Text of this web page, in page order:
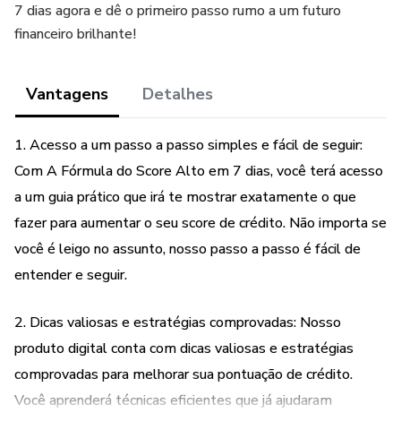
7 dias agora e dê o primeiro passo rumo a um futuro
financeiro brilhante!
Vantagens Detalhes
1. Acesso a um passo a passo simples e fácil de seguir:
Com A Fórmula do Score Alto em 7 dias, você terá acesso
a um guia prático que irá te mostrar exatamente o que
fazer para aumentar o seu score de crédito. Não importa se
você é leigo no assunto, nosso passo a passo é fácil de
entender e seguir.
2. Dicas valiosas e estratégias comprovadas: Nosso
produto digital conta com dicas valiosas e estratégias
comprovadas para melhorar sua pontuação de crédito.
Você aprenderá técnicas eficientes que já ajudaram